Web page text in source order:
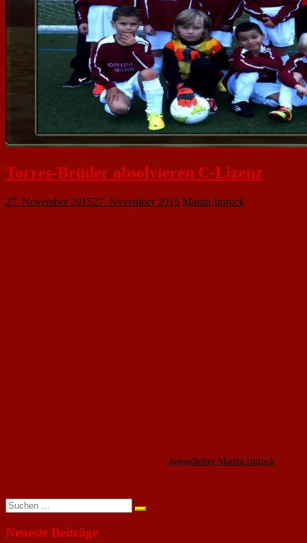
Torres-Brüder absolvieren C-Lizenz
27. November 201527. November 2015 Martin Imruck
Jugendleiter Martin Imruck
Suchen
nach:
Neueste Beiträge